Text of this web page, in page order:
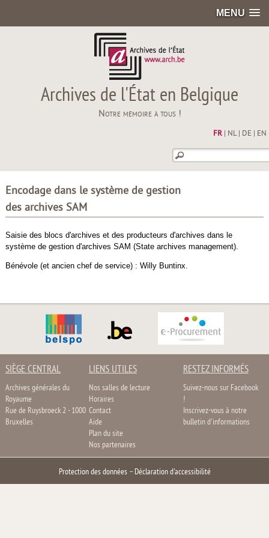
MENU
Archives de l'État en Belgique
Notre mémoire à tous !
FR| NL| DE EN
Encodage dans le système de gestion
des archives SAM
Saisie des blocs d'archives et des producteurs d'archives dans le
système de gestion d'archives SAM (State archives management).
Bénévole (et ancien chef de service) : Willy Buntinx.
SIÈGE CENTRAL
Archives générales du
Royaume
Rue de Ruysbroeck 2 - 1000
Bruxelles
LIENS UTILES
Nos salles de lecture
Horaires
Contact
Aide
Plan du site
Nos partenaires
RESTEZ INFORMÉS
Suivez-nous sur Facebook
!
Inscrivez-vous à notre
bulletin d'informations
Protection des données– Déclaration d'accessibilité